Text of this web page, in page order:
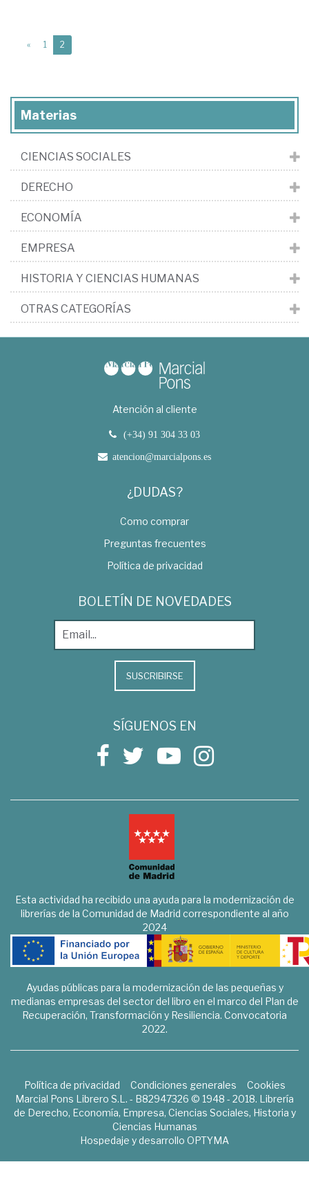
« 1 2
Materias
CIENCIAS SOCIALES
DERECHO
ECONOMÍA
EMPRESA
HISTORIA Y CIENCIAS HUMANAS
OTRAS CATEGORÍAS
Atención al cliente
(+34) 91 304 33 03
atencion@marcialpons.es
¿DUDAS?
Como comprar
Preguntas frecuentes
Política de privacidad
BOLETÍN DE NOVEDADES
SUSCRIBIRSE
SÍGUENOS EN
Esta actividad ha recibido una ayuda para la modernización de
librerías de la Comunidad de Madrid correspondiente al año
2024
Ayudas públicas para la modernización de las pequeñas y
medianas empresas del sector del libro en el marco del Plan de
Recuperación, Transformación y Resiliencia. Convocatoria
2022.
Política de privacidad Condiciones generales
Cookies
Marcial Pons Librero S.L. - B82947326 © 1948 - 2018. Librería
de Derecho, Economía, Empresa, Ciencias Sociales, Historia y
Ciencias Humanas
Hospedaje y desarrollo OPTYMA